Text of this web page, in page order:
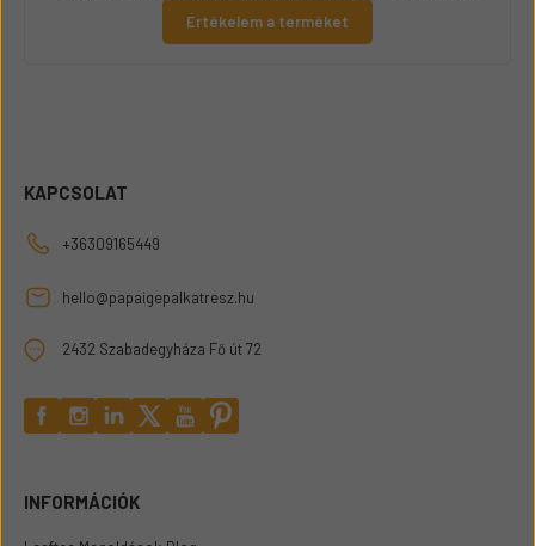
Értékelem a terméket
KAPCSOLAT
+36309165449
hello@papaigepalkatresz.hu
2432 Szabadegyháza Fő út 72
INFORMÁCIÓK